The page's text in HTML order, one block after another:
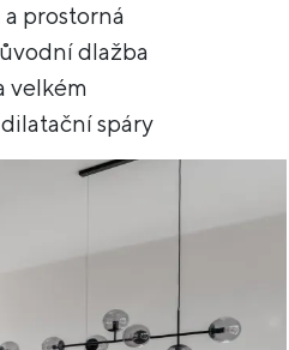
prostorná
dlažba
velkém
spáry